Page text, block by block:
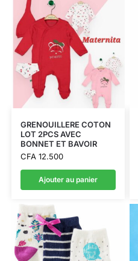
GRENOUILLERE COTON
LOT 2PCS AVEC
BONNET ET BAVOIR
CFA12.500
Ajouter au panier